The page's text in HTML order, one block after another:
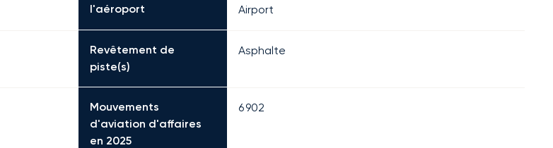
l'aéroport
Airport
Revêtement de
piste(s)
Asphalte
Mouvements
d'aviation d'affaires
en 2025
6 902